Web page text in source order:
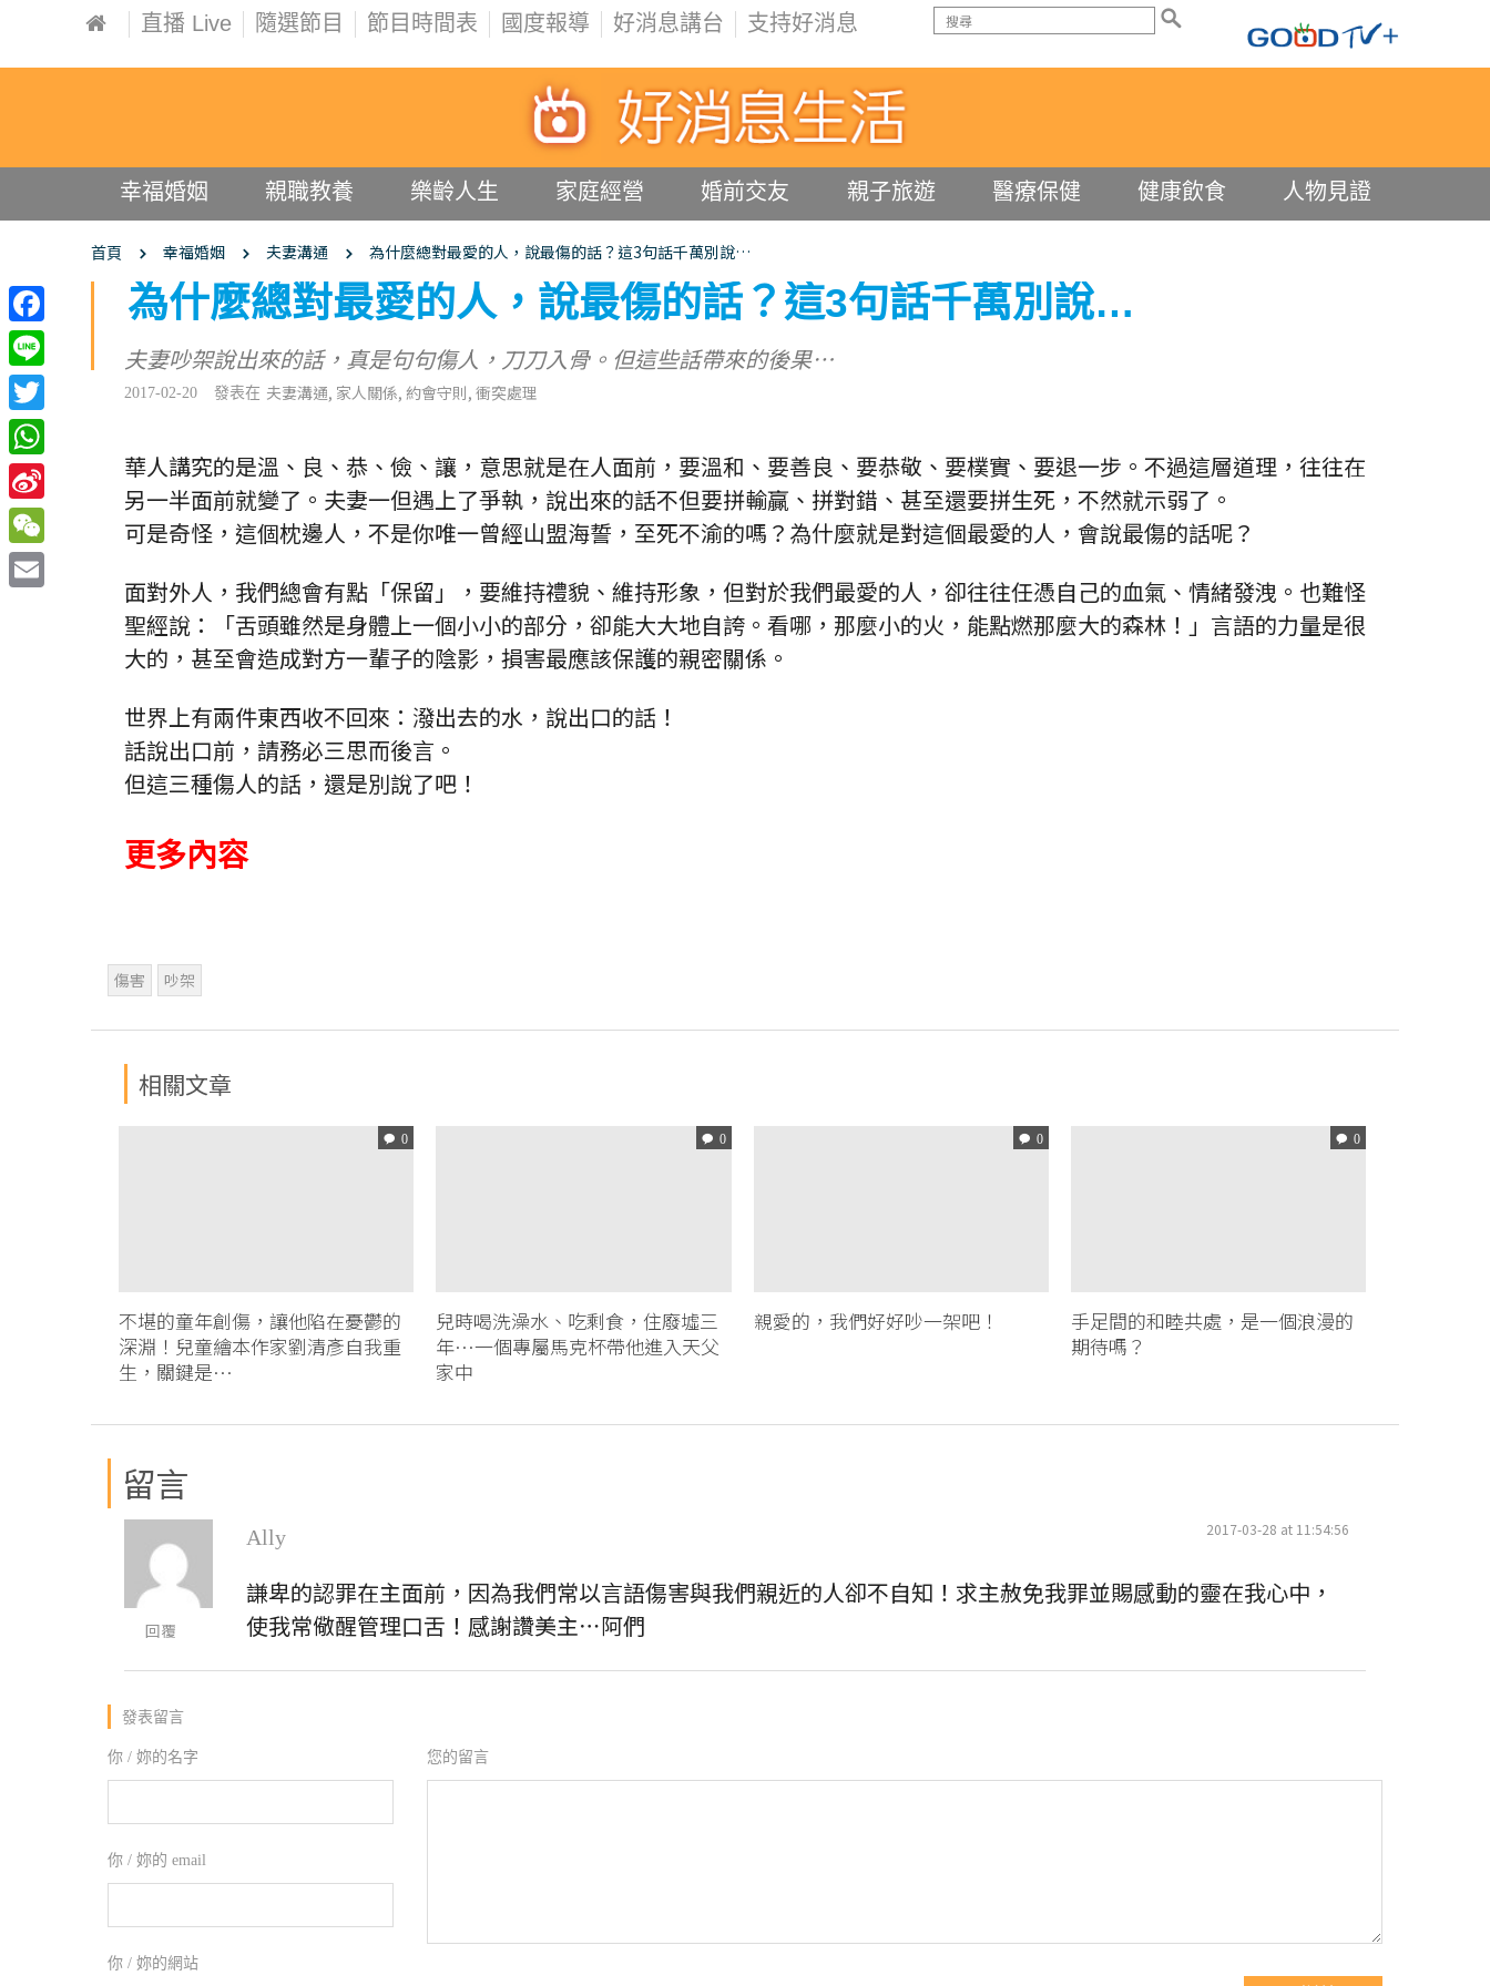
直播 Live 隨選節目 節目時間表 國度報導 好消息講台 支持好消息
幸福婚姻 親職教養 樂齡人生 家庭經營 婚前交友 親子旅遊 醫療保健 健康飲食 人物見證
首頁 幸福婚姻 夫妻溝通 為什麼總對最愛的人，說最傷的話？這3句話千萬別說…
為什麼總對最愛的人，說最傷的話？這3句話千萬別說…
夫妻吵架說出來的話，真是句句傷人，刀刀入骨。但這些話帶來的後果…
2017-02-20 發表在 夫妻溝通 家人關係 約會守則 衝突處理
華人講究的是溫、良、恭、儉、讓，意思就是在人面前，要溫和、要善良、要恭敬、要樸實、要退一步。不過這層道理，往往在
另一半面前就變了。夫妻一但遇上了爭執，說出來的話不但要拼輸贏、拼對錯、甚至還要拼生死，不然就示弱了。
可是奇怪，這個枕邊人，不是你唯一曾經山盟海誓，至死不渝的嗎？為什麼就是對這個最愛的人，會說最傷的話呢？
面對外人，我們總會有點「保留」，要維持禮貌、維持形象，但對於我們最愛的人，卻往往任憑自己的血氣、情緒發洩。也難怪
聖經說：「舌頭雖然是身體上一個小小的部分，卻能大大地自誇。看哪，那麼小的火，能點燃那麼大的森林！」言語的力量是很
大的，甚至會造成對方一輩子的陰影，損害最應該保護的親密關係。
世界上有兩件東西收不回來：潑出去的水，說出口的話！
話說出口前，請務必三思而後言。
但這三種傷人的話，還是別說了吧！
更多內容
傷害 吵架
相關文章
0
不堪的童年創傷，讓他陷在憂鬱的
深淵！兒童繪本作家劉清彥自我重
生，關鍵是…
0
兒時喝洗澡水、吃剩食，住廢墟三
年…一個專屬馬克杯帶他進入天父
家中
0
親愛的，我們好好吵一架吧！
0
手足間的和睦共處，是一個浪漫的
期待嗎？
留言
回覆
Ally 2017-03-28 at 11:54:56
謙卑的認罪在主面前，因為我們常以言語傷害與我們親近的人卻不自知！求主赦免我罪並賜感動的靈在我心中，
使我常儆醒管理口舌！感謝讚美主⋯阿們
發表留言
您的留言
你 / 妳的名字
你 / 妳的 email
你 / 妳的網站
Facebook
Line
Twitter
WhatsApp
Sina
Weibo
WeChat